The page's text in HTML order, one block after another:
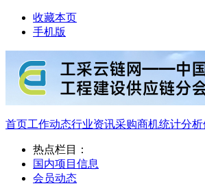
收藏本页
手机版
首页工作动态行业资讯采购商机统计分析
热点栏目：
国内项目信息
会员动态